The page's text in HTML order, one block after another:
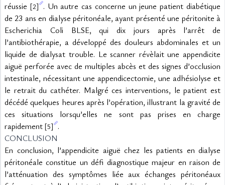
réussie [2] . Un autre cas concerne un jeune patient diabétique
de 23 ans en dialyse péritonéale, ayant présenté une péritonite à
Escherichia Coli BLSE, qui dix jours après l’arrêt de
l’antibiothérapie, a développé des douleurs abdominales et un
liquide de dialysat trouble. Le scanner révèlait une appendicite
aiguë perforée avec de multiples abcès et des signes d’occlusion
intestinale, nécessitant une appendicectomie, une adhésiolyse et
le retrait du cathéter. Malgré ces interventions, le patient est
décédé quelques heures après l’opération, illustrant la gravité de
ces situations lorsqu’elles ne sont pas prises en charge
rapidement [5] .
CONCLUSION
En conclusion, l’appendicite aiguë chez les patients en dialyse
péritonéale constitue un défi diagnostique majeur en raison de
l’atténuation des symptômes liée aux échanges péritonéaux